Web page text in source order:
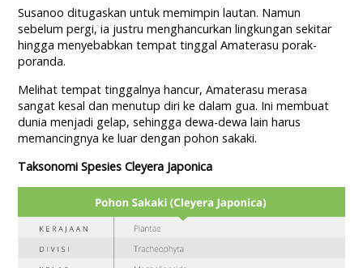
Susanoo ditugaskan untuk memimpin lautan. Namun
sebelum pergi, ia justru menghancurkan lingkungan sekitar
hingga menyebabkan tempat tinggal Amaterasu porak-
poranda.
Melihat tempat tinggalnya hancur, Amaterasu merasa
sangat kesal dan menutup diri ke dalam gua. Ini membuat
dunia menjadi gelap, sehingga dewa-dewa lain harus
memancingnya ke luar dengan pohon sakaki.
Taksonomi Spesies Cleyera Japonica